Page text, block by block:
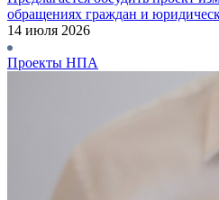
обращениях граждан и
14 июля 2026
Проекты НПА